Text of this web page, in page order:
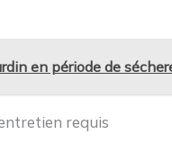
en période de
requis